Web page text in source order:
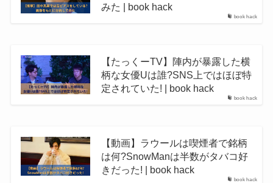
book hack
みた | book hack
book hack
【たっくーTV】陣内が暴露した横
柄な女優Uは誰?SNS上ではほぼ特
定されていた! | book hack
book hack
【動画】ラウールは喫煙者で銘柄
は何?SnowManは半数がタバコ好
きだった! | book hack